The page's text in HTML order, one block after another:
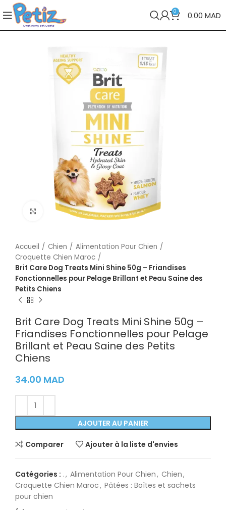
0 0.00 MAD
Cliquez pour agrandir
Accueil Chien
Alimentation Pour Chien
Croquette Chien Maroc
Brit Care Dog Treats Mini Shine 50g – Friandises
Fonctionnelles pour Pelage Brillant et Peau Saine des
Petits Chiens
Brit Care Dog Treats Mini Shine 50g –
Friandises Fonctionnelles pour Pelage
Brillant et Peau Saine des Petits
Chiens
34.00 MAD
AJOUTER AU PANIER
Comparer Ajouter à la liste d'envies
Catégories : ., Alimentation Pour Chien, Chien,
Croquette Chien Maroc, Pâtées : Boîtes et sachets
pour chien